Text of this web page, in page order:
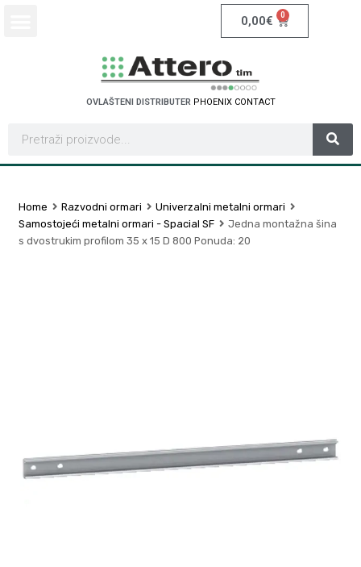
0,00€ 0
OVLAŠTENI DISTRIBUTER PHOENIX CONTACT
Home Razvodni ormari
Univerzalni metalni ormari
Samostojeći metalni ormari - Spacial SF
Jedna montažna šina
s dvostrukim profilom 35 x 15 D 800 Ponuda: 20